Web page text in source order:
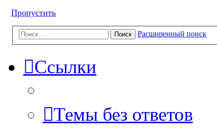
Пропустить
Поиск Расширенный поиск
Ссылки
Темы без ответов